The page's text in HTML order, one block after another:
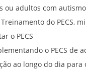
ou adultos com
do PECS,
o PECS
o PECS de
ao longo do dia para